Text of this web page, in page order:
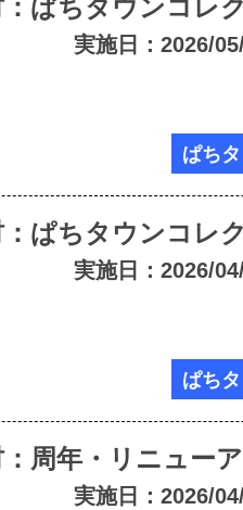
ぱちタウンコレ
実施日：2026/
ぱち
ぱちタウンコレ
実施日：2026/
ぱち
周年・リニュー
実施日：2026/